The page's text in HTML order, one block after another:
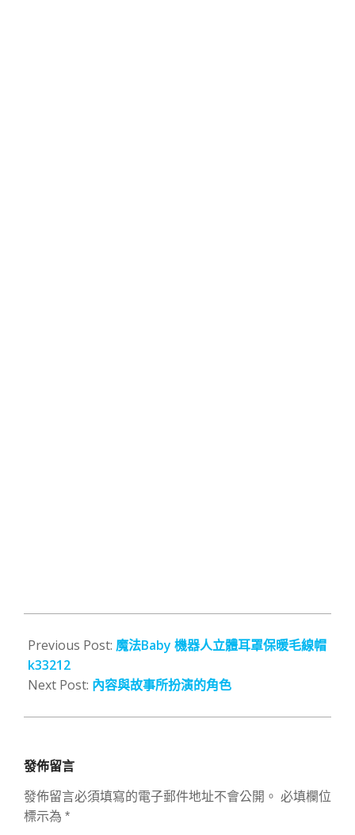
12-
15
Previous Post: 魔法Baby 機器人立體耳罩保暖毛線帽
k33212
Next Post: 內容與故事所扮演的角色
發佈留言
發佈留言必須填寫的電子郵件地址不會公開。 必填欄位
標示為 *